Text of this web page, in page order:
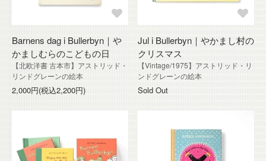
Barnens dag i Bullerbyn｜や
かましむらのこどもの日
【北欧洋書 古本市】アストリッド・
リンドグレーンの絵本
2,000円(税込2,200円)
Jul i Bullerbyn｜やかまし村の
クリスマス
【Vintage/1975】アストリッド・リ
ンドグレーンの絵本
Sold Out